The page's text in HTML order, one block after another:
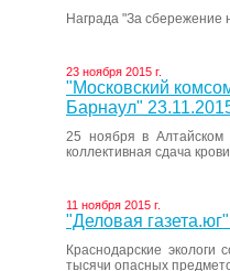
Награда "За сбережение
23 ноября 2015 г.
"Московский
Барнаул"
25 ноября в Алтайском
коллективная сдача крови
11 ноября 2015 г.
"Деловая
Краснодарские экологи
тысячи опасных